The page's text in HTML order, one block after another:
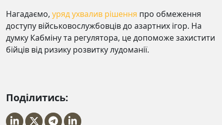
Нагадаємо, уряд ухвалив рішення про обмеження
доступу військовослужбовців до азартних ігор. На
думку Кабміну та регулятора, це допоможе захистити
бійців від ризику розвитку лудоманії.
Поділитись: